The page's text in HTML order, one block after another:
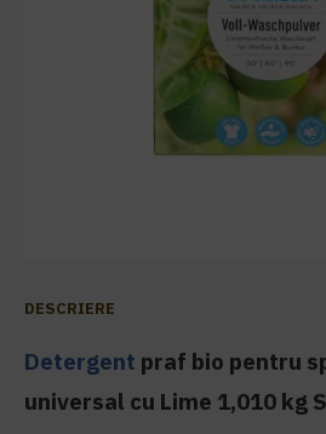
DESCRIERE
Detergent praf bio pentru
universal cu Lime 1,010 kg